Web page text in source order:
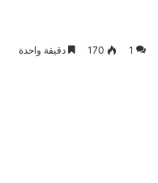
1
170 دقيقة واحدة